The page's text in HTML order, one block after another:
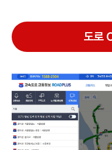
도로